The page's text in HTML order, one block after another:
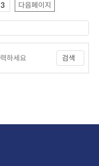
3 다음페이지
검색